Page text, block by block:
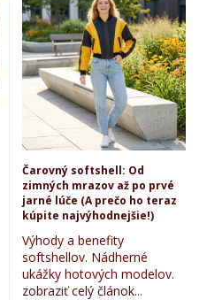
Čarovný softshell: Od
zimných mrazov až po prvé
jarné lúče (A prečo ho teraz
kúpite najvýhodnejšie!)
Výhody a benefity
softshellov. Nádherné
ukážky hotových modelov.
zobraziť celý článok...